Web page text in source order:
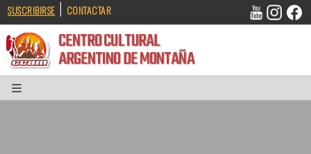
SUSCRIBIRSE | CONTACTAR
CENTRO CULTURAL
ARGENTINO DE MONTAÑA